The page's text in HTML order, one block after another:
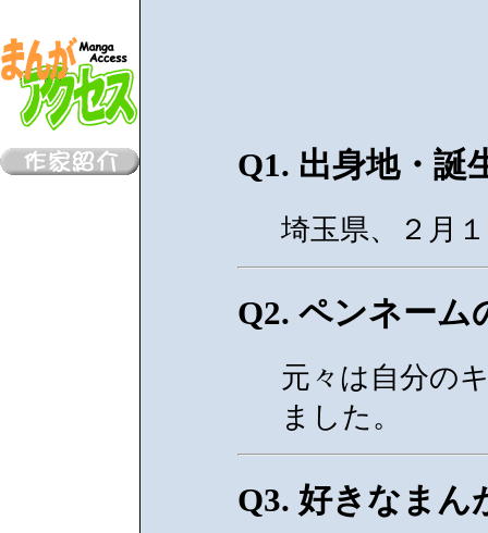
Q1. 出身地・誕
埼玉県、２月
Q2. ペンネーム
元々は自分の
ました。
Q3. 好きなまん